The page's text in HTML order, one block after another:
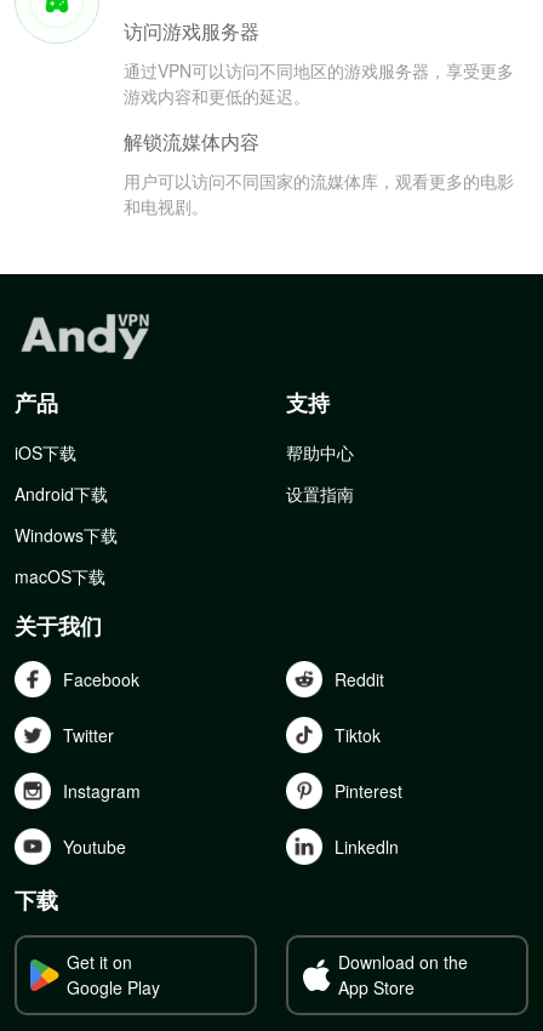
访问游戏服务器
通过VPN可以访问不同地区的游戏服务器，享受更多
游戏内容和更低的延迟。
解锁流媒体内容
用户可以访问不同国家的流媒体库，观看更多的电影
和电视剧。
产品
iOS下载
Android下载
Windows下载
macOS下载
支持
帮助中心
设置指南
关于我们
Facebook Reddit
Twitter Tiktok
Instagram Pinterest
Youtube Linkedln
下载
Get it on
Google Play
Download on the
App Store